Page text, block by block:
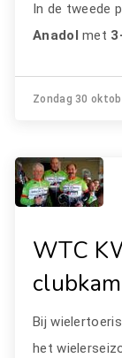
In de tweede
Anadolmet
Zondag 30
WTC
Bij
het